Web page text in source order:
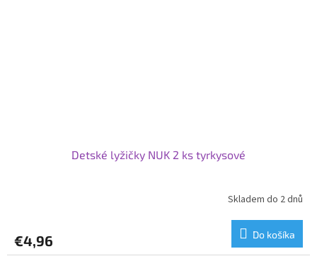
Detské lyžičky NUK 2 ks tyrkysové
Skladem do 2 dnů
€4,96 Do košíka